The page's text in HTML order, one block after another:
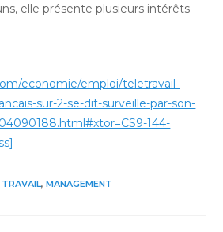
elle présente plusieurs intérêts
economie/emploi/teletravail-
sur-2-se-dit-surveille-par-son-
144-
TRAVAIL, MANAGEMENT